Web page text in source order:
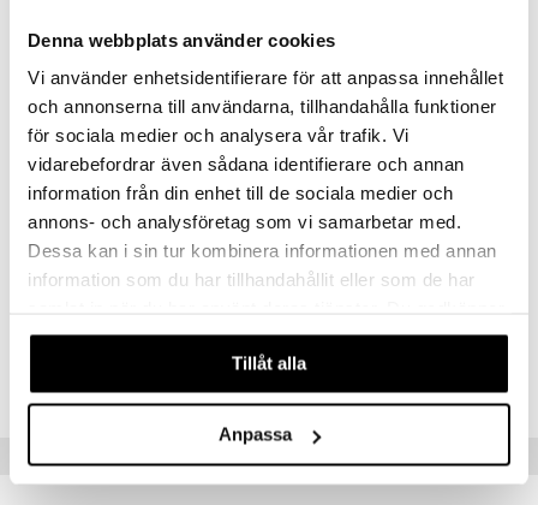
Denna webbplats använder cookies
Vi använder enhetsidentifierare för att anpassa innehållet
och annonserna till användarna, tillhandahålla funktioner
för sociala medier och analysera vår trafik. Vi
vidarebefordrar även sådana identifierare och annan
information från din enhet till de sociala medier och
annons- och analysföretag som vi samarbetar med.
Dessa kan i sin tur kombinera informationen med annan
information som du har tillhandahållit eller som de har
våra cookies vid fortsatt användande av vår webbplats.
Tillåt alla
Anpassa
Krom
200
Molybden
100
Bor
1,6
Apelsinextrakt 7:1
55
varav citrusbioflavonoider
33
Inositol
24
* Dagligt referensintag (DRI) ej fastställt."
Artikelnr